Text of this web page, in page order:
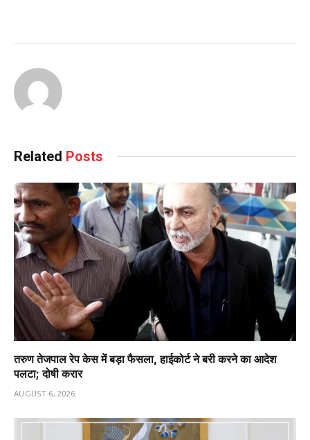
Related Posts
तरुण तेजपाल रेप केस में बड़ा फैसला, हाईकोर्ट ने बरी करने का आदेश
पलटा; दोषी करार
AUGUST 6, 2026